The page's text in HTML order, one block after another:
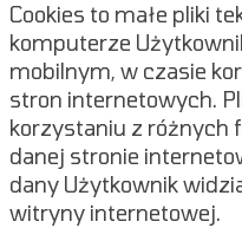
Cookies to małe pliki
komputerze
mobilnym, w czasie
stron internetowych.
korzystaniu z różnych
danej stronie
dany Użytkownik
witryny internetowej.